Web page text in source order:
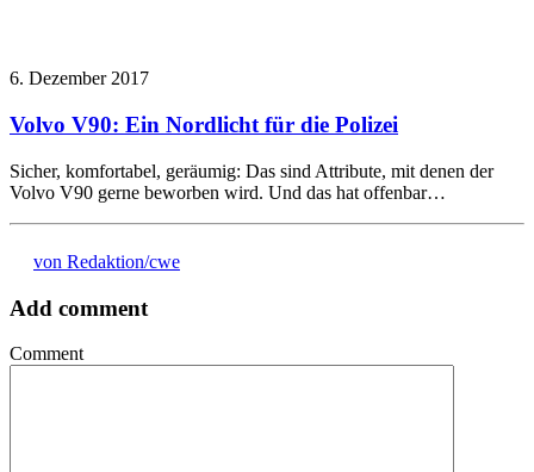
6. Dezember 2017
Volvo V90: Ein Nordlicht für die Polizei
Sicher, komfortabel, geräumig: Das sind Attribute, mit denen der
Volvo V90 gerne beworben wird. Und das hat offenbar…
von Redaktion/cwe
Add comment
Comment